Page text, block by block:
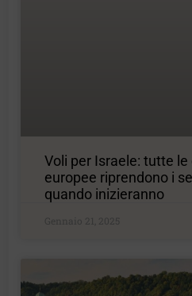
Voli per Israele: tutte
europee riprendono i
quando inizieranno
Gennaio 21, 2025